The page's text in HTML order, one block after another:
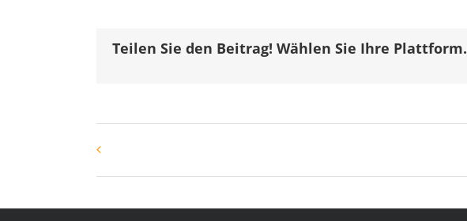
Teilen Sie den Beitrag! Wählen Sie Ihre Plattform.